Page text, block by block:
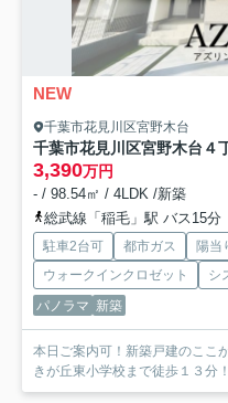
NEW
千葉市花見川区宮野木台
千葉市花見川区宮野木台４
3,390万円
- / 98.54㎡ / 4LDK /新築
総武線「稲毛」駅 バス15
駐車2台可 都市ガス 陽当
ウォークインクロゼット
シ
パノラマ 新築
本日ご案内可！新築戸建のこ
きが丘東小学校まで徒歩１３分